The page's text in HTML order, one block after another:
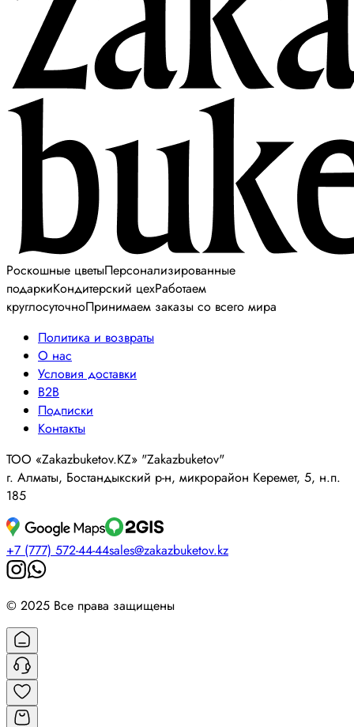
Роскошные цветыПерсонализированные
подаркиКондитерский цехРаботаем
круглосуточноПринимаем заказы со всего мира
Политика и возвраты
О нас
Условия доставки
B2B
Подписки
Контакты
ТОО «Zakazbuketov.KZ» "Zakazbuketov"
г. Алматы, Бостандыкский р-н, микрорайон Керемет, 5, н.п.
185
+7 (777) 572-44-44sales@zakazbuketov.kz
© 2025 Все права защищены